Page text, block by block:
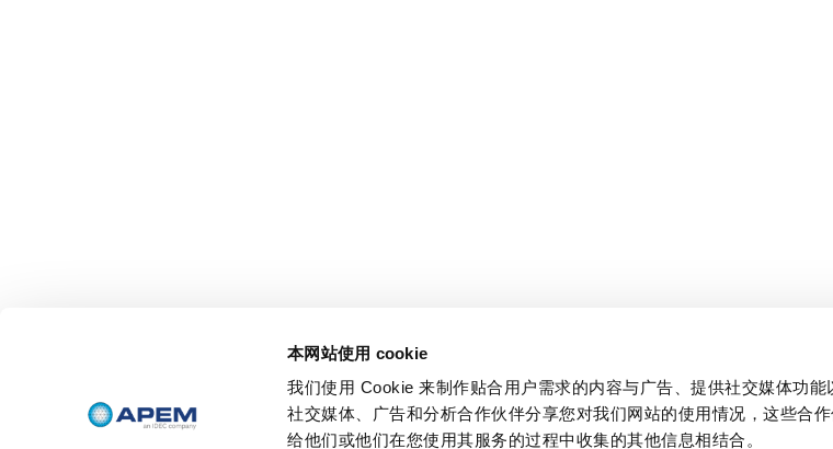
本网站使用 cookie
我们使用 Cookie 来制作贴合用户需求的内容与广告、提供社交媒体功
社交媒体、广告和分析合作伙伴分享您对我们网站的使用情况，这些合
给他们或他们在您使用其服务的过程中收集的其他信息相结合。